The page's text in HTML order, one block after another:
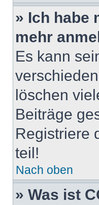
» Ich habe
mehr
Es kann
löschen
Beiträge
Registriere
teil!
Nach oben
» Was ist